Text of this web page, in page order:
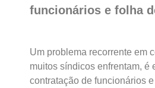
funcionários e folha
Um problema recorrente em
muitos síndicos enfrentam, é
contratação de funcionários